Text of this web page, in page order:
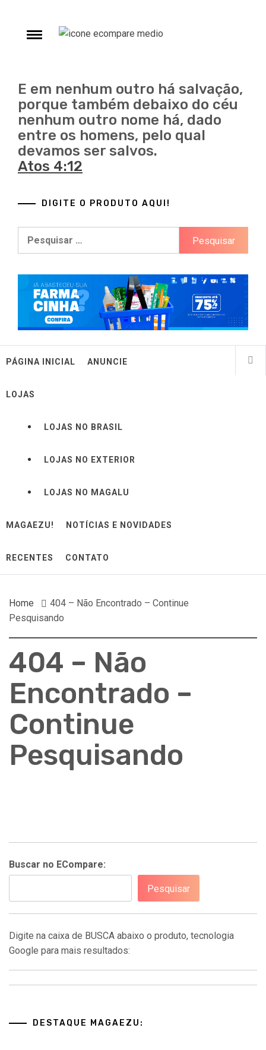
contentToggle
ECompare e
E em nenhum outro há salvação,
porque também debaixo do céu
nenhum outro nome há, dado
entre os homens, pelo qual
devamos ser salvos.
Atos 4:12
DIGITE O PRODUTO AQUI!
Pesquisar
PÁGINA INICIAL ANUNCIE
LOJAS
LOJAS NO BRASIL
LOJAS NO EXTERIOR
LOJAS NO MAGALU
MAGAEZU! NOTÍCIAS E NOVIDADES
RECENTES CONTATO
Home
404 – Não Encontrado – Continue
Pesquisando
404 – Não
Encontrado –
Continue
Pesquisando
Buscar no ECompare:
Pesquisar
Digite na caixa de BUSCA abaixo o produto, tecnologia
Google para mais resultados:
DESTAQUE MAGAEZU: